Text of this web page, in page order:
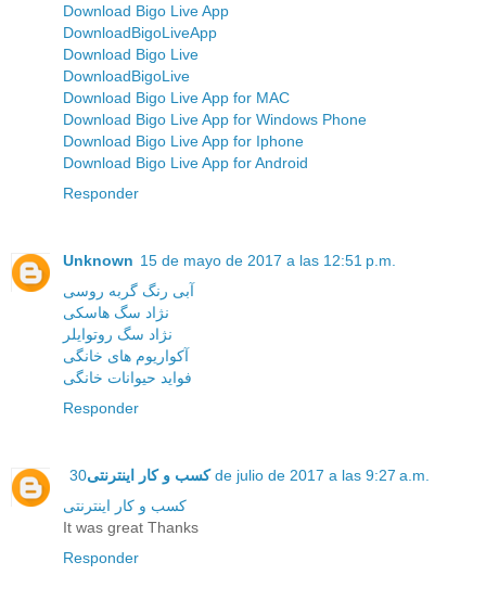
Download Bigo Live App
DownloadBigoLiveApp
Download Bigo Live
DownloadBigoLive
Download Bigo Live App for MAC
Download Bigo Live App for Windows Phone
Download Bigo Live App for Iphone
Download Bigo Live App for Android
Responder
Unknown 15 de mayo de 2017 a las 12:51 p.m.
آبی رنگ گربه روسی
نژاد سگ هاسکی
نژاد سگ روتوایلر
آکواریوم های خانگی
فواید حیوانات خانگی
Responder
کسب و کار اینترنتی30 de julio de 2017 a las 9:27 a.m.
کسب و کار اینترنتی
It was great Thanks
Responder